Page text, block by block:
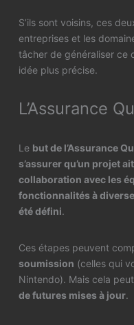
S’ils sont voisins, ces
entreprises et les
tâcher de généraliser ce
idée plus précise.
L’Assurance
Le but de l’Assurance
s’assurer qu’un projet
collaboration avec les
fonctionnalités à
été défini.
Ces étapes peuvent
soumission (celles qui
Nintendo). Mais cela
de futures mises à jour.